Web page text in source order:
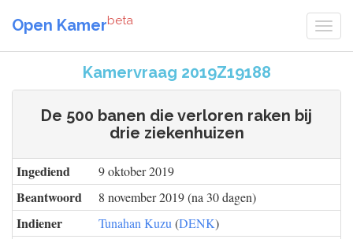
Open Kamerbeta
Kamervraag 2019Z19188
De 500 banen die verloren raken bij
drie ziekenhuizen
Ingediend 9 oktober 2019
Beantwoord 8 november 2019 (na 30 dagen)
Indiener Tunahan Kuzu (DENK)